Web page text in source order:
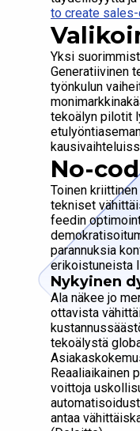
to create
Yksi
Generatiivinen
työnkulun
tekoälyn pilotit
No-
Toinen
tekniset
feedin
parannuksia
erikoistuneista
Nykyinen
Ala näkee jo
ottavista
tekoälystä
Reaaliaikainen
voittoja
antaa